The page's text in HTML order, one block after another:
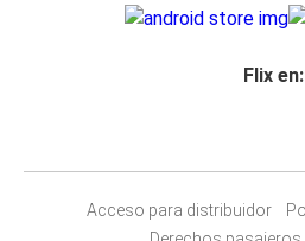
Flix en:
Acceso para distribuidor